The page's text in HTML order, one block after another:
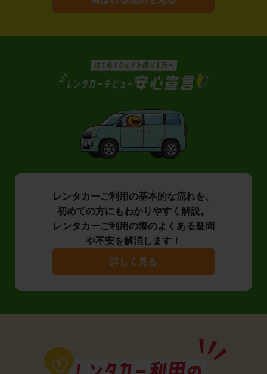
レンタカーご利用の基本的な流れを、
初めての方にもわかりやすく解説。
レンタカーご利用の際のよくある疑問
や不安を解消します！
詳しく見る